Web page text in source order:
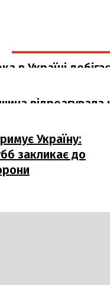
в Україні добігає
похолодання
відреагувала
та САП
Україну:
закликає до